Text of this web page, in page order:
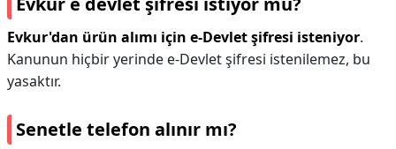
Evkur'dan ürün alımı için e-Devlet şifresi isteniyor.
Kanunun hiçbir yerinde e-Devlet şifresi istenilemez, bu
yasaktır.
Senetle telefon alınır mı?